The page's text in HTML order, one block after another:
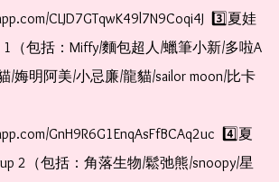
CLJD7GTqwK49l7N9Coqi4J  3️⃣夏娃
1（包括：Miffy/麵包超人/蠟筆小新/多啦A
/娒明阿美/小忌廉/龍貓/sailor moon/比卡
GnH9R6G1EnqAsFfBCAq2uc  4️⃣夏
2（包括：角落生物/鬆弛熊/snoopy/星